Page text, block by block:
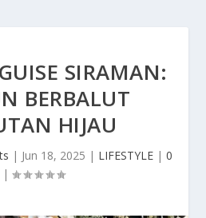
SIRAMAN:
BERBALUT
HIJAU
| Jun 18, 2025 | LIFESTYLE| 0
|